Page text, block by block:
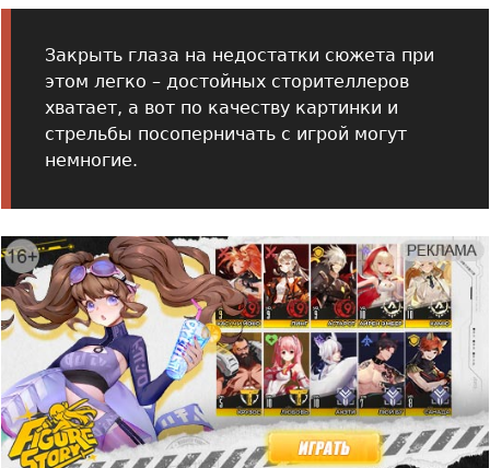
Закрыть глаза на недостатки сюжета при
этом легко – достойных сторителлеров
хватает, а вот по качеству картинки и
стрельбы посоперничать с игрой могут
немногие.